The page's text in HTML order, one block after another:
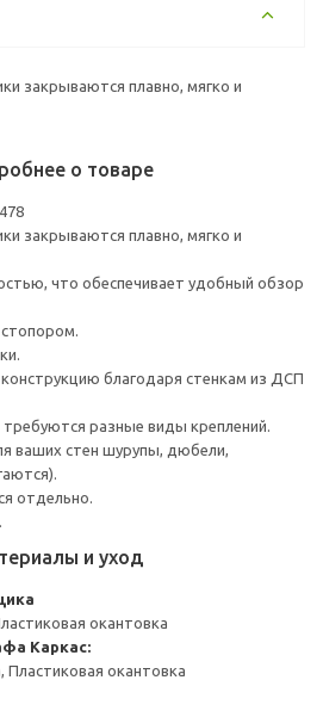
закрываются плавно, мягко и
о товаре
закрываются плавно, мягко и
что обеспечивает удобный обзор
благодаря стенкам из ДСП
требуются разные виды креплений.
ваших стен шурупы, дюбели,
отдельно.
и уход
окантовка
Каркас:
окантовка